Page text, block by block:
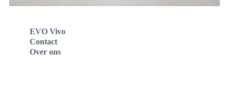
EVO Vivo
Contact
Over ons